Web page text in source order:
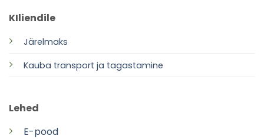
KIliendile
Järelmaks
Kauba transport ja tagastamine
Lehed
E-pood